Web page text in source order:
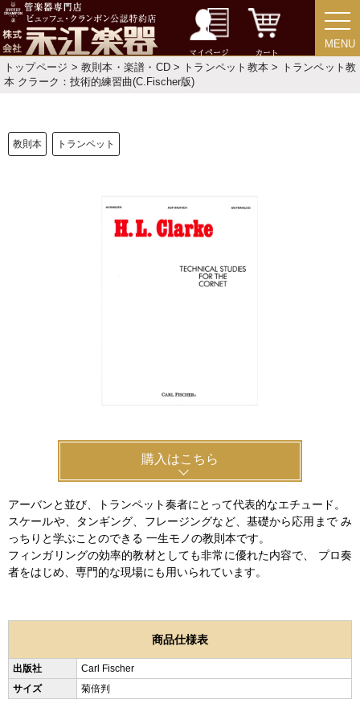
マイページ カート
MENU
MENU
トップページ > 教則本・楽譜・CD> トランペット教本 > トランペット教
本 クラーク：技術的練習曲(C.Fischer版)
教則本 トランペット
購入はこちら
アーバンと並び、トランペット奏者にとって代表的なエチュード。
スケールや、タンギング、フレージングなど、基礎から応用まで み
っちりと学ぶことのできる 一生モノの教則本です。
フィンガリングの効率的教材としても非常に優れた内容で、 プロ奏
者をはじめ、専門的な現場にも用いられています。
商品仕様表
出版社
Carl Fischer
サイズ
菊倍判
人気の永江楽器コラム
「楽器をはじめよう」
お手入れ方法
選定者のご紹介
ご利用ガイド サポート・保証
よくあるご質問 会社紹介
特定商取引法 プライバシー・ポリシー